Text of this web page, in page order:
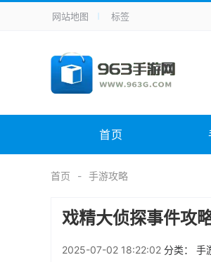
手机应用
手机游戏 体育竞技
电脑软件 其它类别
网站地图 标签
首页
首页 手游攻略
戏精大侦探事件攻
2025-07-02 18:22:02 分类： 手